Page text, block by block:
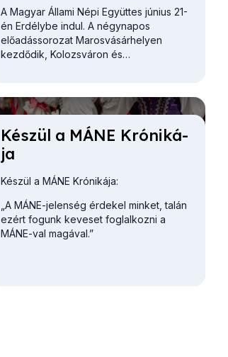
A Magyar Állami Népi Együttes június 21-
én Erdélybe indul. A négynapos
előadássorozat Marosvásárhelyen
kezdődik, Kolozsváron és
Ké­szül a MÁNE Kró­ni­ká­
ja
Készül a MÁNE Krónikája:
„A MÁNE-jelenség érdekel minket, talán
ezért fogunk keveset foglalkozni a
MÁNE-val magával.”